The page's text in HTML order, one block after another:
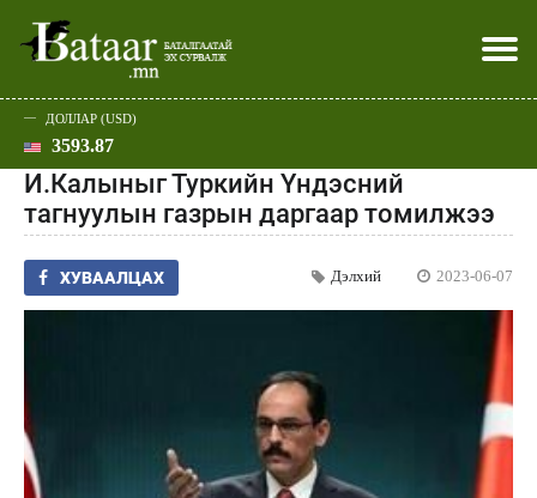
Эхлэл
Улс төр
Нийгэм
Эдийн засаг
Дэлхий
Спорт
Шар
Батаар юу хэлэв
Хэвлэл мэдээллээр
ДОЛЛАР (USD)
3593.87
И.Калыныг Туркийн Үндэсний
тагнуулын газрын даргаар томилжээ
ХУВААЛЦАХ Дэлхий 2023-06-07